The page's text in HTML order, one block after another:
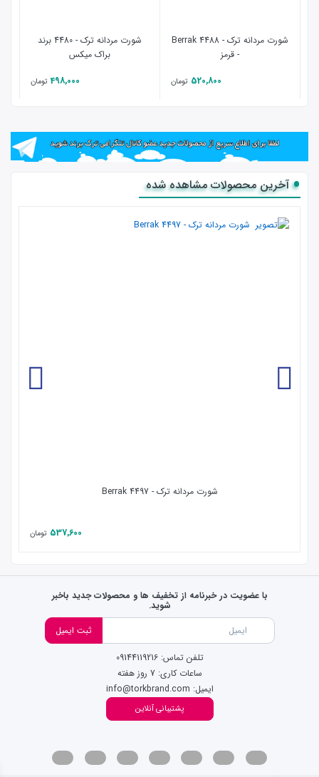
شورت مردانه ترک - 4488 Berrak
- قرمز
520,800 تومان
شورت مردانه ترک - 4480 برند
براک میکس
498,000 تومان
آخرین محصولات مشاهده شده
شورت مردانه ترک - 4497 Berrak
537,600 تومان
با عضویت در خبرنامه از تخفیف ها و محصولات جدید باخبر
شوید.
ثبت ایمیل
پشتیبانی آنلاین
تلفن تماس: 09144119216
ساعات کاری: 7 روز هفته
ایمیل: info@torkbrand.com